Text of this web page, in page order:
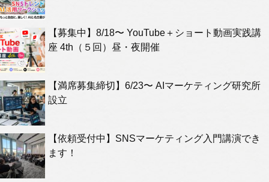
【募集中】8/18〜 YouTube＋ショート動画実践講
座 4th（５回）昼・夜開催
【満席募集締切】6/23〜 AIマーケティング研究所
設立
【依頼受付中】SNSマーケティング入門講演でき
ます！